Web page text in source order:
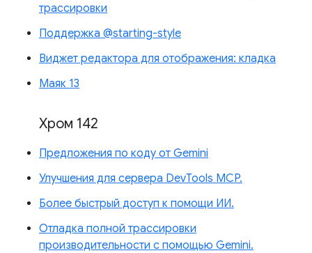
трассировки
Поддержка @starting-style
Виджет редактора для отображения: кладка
Маяк 13
Хром 142
Предложения по коду от Gemini
Улучшения для сервера DevTools MCP.
Более быстрый доступ к помощи ИИ.
Отладка полной трассировки
производительности с помощью Gemini.